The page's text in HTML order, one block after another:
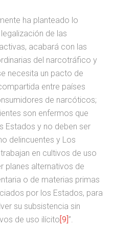
ha planteado lo
de las
acabará con las
del narcotráfico y
necesita un pacto de
entre países
de narcóticos;
son enfermos que
Estados y no deben ser
delincuentes y Los
en cultivos de uso
planes alternativos de
o de materias primas
por los Estados, para
su subsistencia sin
de uso ilícito [9]”.